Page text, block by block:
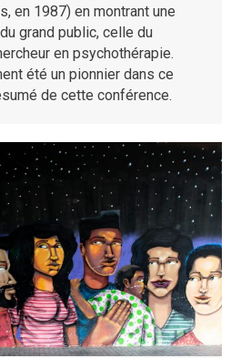
en 1987) en montrant une
grand public, celle du
en psychothérapie.
été un pionnier dans ce
de cette conférence.